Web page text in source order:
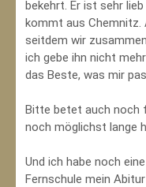
bekehrt. Er ist sehr
kommt aus Chemnitz.
seitdem wir
ich gebe ihn nicht
das Beste, was mir
Bitte betet auch noch
noch möglichst lange
Und ich habe noch
Fernschule mein